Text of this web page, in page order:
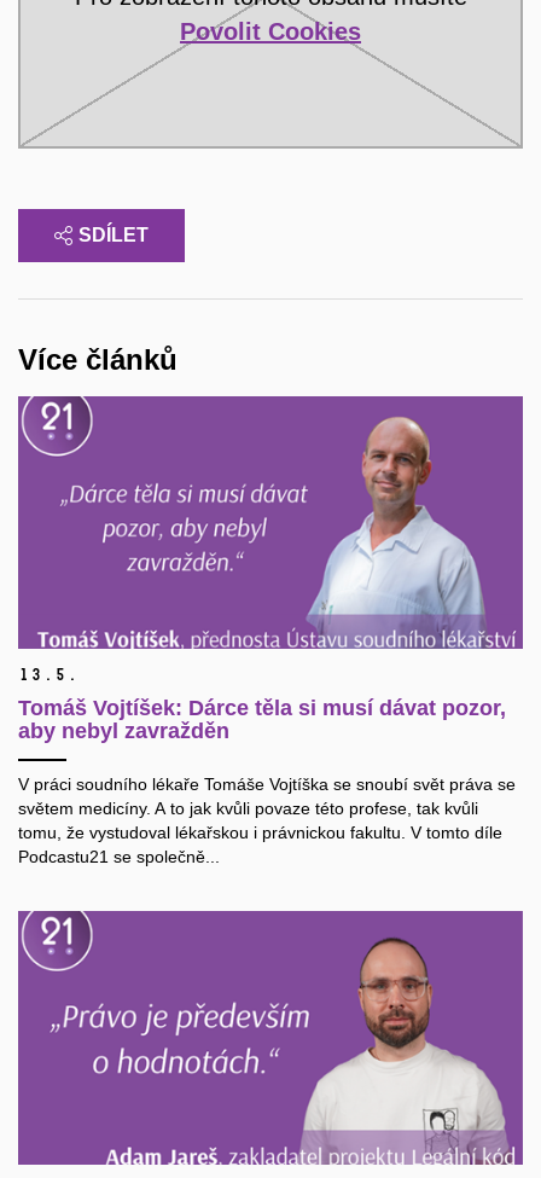
Povolit Cookies
SDÍLET
Více článků
13. 5.
Tomáš Vojtíšek: Dárce těla si musí dávat pozor,
aby nebyl zavražděn
V práci soudního lékaře Tomáše Vojtíška se snoubí svět práva se
světem medicíny. A to jak kvůli povaze této profese, tak kvůli
tomu, že vystudoval lékařskou i právnickou fakultu. V tomto díle
Podcastu21 se společně...